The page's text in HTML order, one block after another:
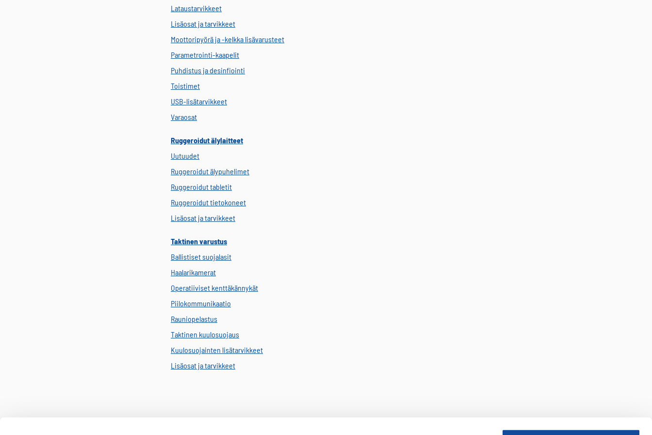
Lataustarvikkeet
Lisäosat ja tarvikkeet
Moottoripyörä ja -kelkka lisävarusteet
Parametrointi-kaapelit
Puhdistus ja desinfiointi
Toistimet
USB-lisätarvikkeet
Varaosat
Ruggeroidut älylaitteet
Uutuudet
Ruggeroidut älypuhelimet
Ruggeroidut tabletit
Ruggeroidut tietokoneet
Lisäosat ja tarvikkeet
Taktinen varustus
Ballistiset suojalasit
Haalarikamerat
Operatiiviset kenttäkännykät
Piilokommunikaatio
Rauniopelastus
Taktinen kuulosuojaus
Kuulosuojainten lisätarvikkeet
Lisäosat ja tarvikkeet